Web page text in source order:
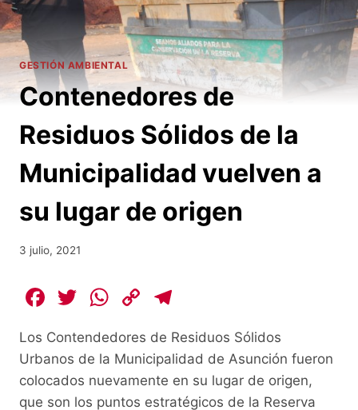
GESTIÓN AMBIENTAL
Contenedores de
Residuos Sólidos de la
Municipalidad vuelven a
su lugar de origen
3 julio, 2021
F
c
e
b
T
itt
er
W
at
s
A
C
p
y
Li
e
gr
a
Los Contendedores de Residuos Sólidos
Urbanos de la Municipalidad de Asunción fueron
colocados nuevamente en su lugar de origen,
que son los puntos estratégicos de la Reserva